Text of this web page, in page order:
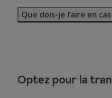
Que dois-je faire en
Optez pour la